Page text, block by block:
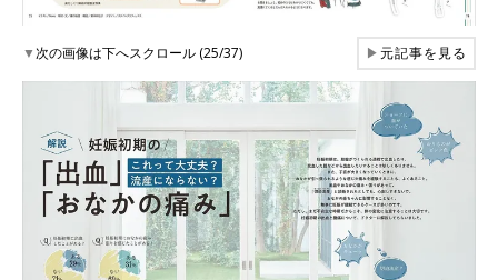
▼次の画像は下へスクロール (25/37) ▶元記事を見る